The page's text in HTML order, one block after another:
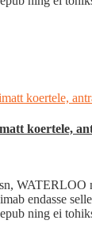
koertele,
WATERLOO
endasse
ning ei